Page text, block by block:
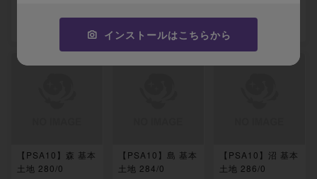
出品数 0 出品数 0
【PSA10】森 基本
土地 280/0
【PSA10】島 基本
土地 284/0
【PSA10】沼 基本
土地 286/0
インストールはこちらから